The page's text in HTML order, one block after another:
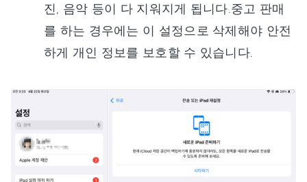
진, 음악 등이 다 지워지게 됩니다.중고 판매
를 하는 경우에는 이 설정으로 삭제해야 안전
하게 개인 정보를 보호할 수 있습니다.